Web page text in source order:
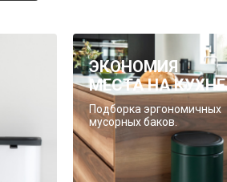
ЭКОНОМИЯ
МЕСТА НА
Подборка эргономичных
мусорных баков.